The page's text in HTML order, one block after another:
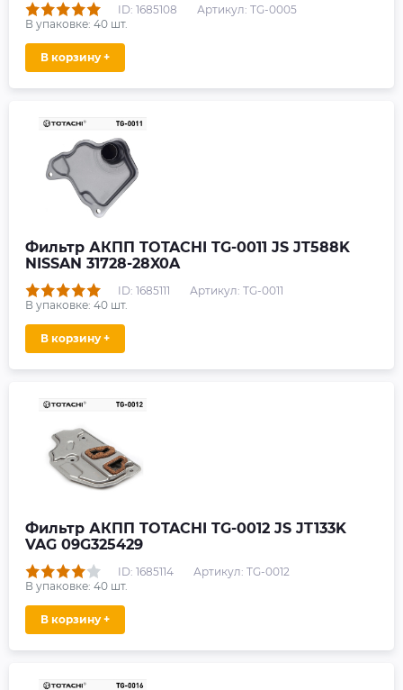
ID: 1685108
Артикул: TG-0005
В упаковке: 40 шт.
В корзину +
Фильтр АКПП TOTACHI TG-0011 JS JT588K
NISSAN 31728-28X0A
ID: 1685111
Артикул: TG-0011
В упаковке: 40 шт.
В корзину +
Фильтр АКПП TOTACHI TG-0012 JS JT133K
VAG 09G325429
ID: 1685114
Артикул: TG-0012
В упаковке: 40 шт.
В корзину +